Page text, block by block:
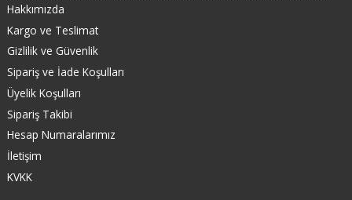
Hakkımızda
Kargo ve Teslimat
Gizlilik ve Güvenlik
Sipariş ve İade Koşulları
Üyelik Koşulları
Sipariş Takibi
Hesap Numaralarımız
İletişim
KVKK